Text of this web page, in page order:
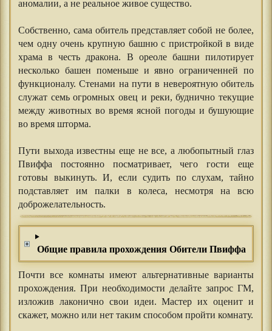
аномалии, а не реальное живое существо.
Собственно, сама обитель представляет собой не более,
чем одну очень крупную башню с пристройкой в виде
храма в честь дракона. В ореоле башни пилотирует
несколько башен поменьше и явно ограниченней по
функционалу. Стенами на пути в невероятную обитель
служат семь огромных овец и реки, буднично текущие
между животных во время ясной погоды и бушующие
во время шторма.
Пути выхода известны еще не все, а любопытный глаз
Пвиффа постоянно посматривает, чего гости еще
готовы выкинуть. И, если судить по слухам, тайно
подставляет им палки в колеса, несмотря на всю
доброжелательность.
Общие правила прохождения Обители Пвиффа
Почти все комнаты имеют альтернативные варианты
прохождения. При необходимости делайте запрос ГМ,
изложив лаконично свои идеи. Мастер их оценит и
скажет, можно или нет таким способом пройти комнату.